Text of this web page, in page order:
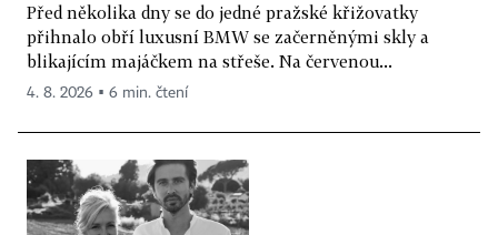
Před několika dny se do jedné pražské křižovatky
přihnalo obří luxusní BMW se začerněnými skly a
blikajícím majáčkem na střeše. Na červenou...
4. 8. 2026 ▪ 6 min. čtení